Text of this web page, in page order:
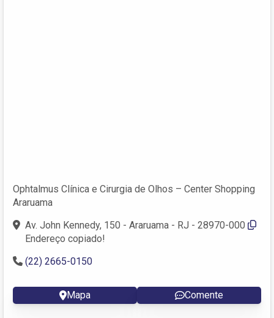
Ophtalmus Clínica e Cirurgia de Olhos – Center Shopping
Araruama
Av. John Kennedy, 150 - Araruama - RJ - 28970-000
Endereço copiado!
(22) 2665-0150
Mapa Comente